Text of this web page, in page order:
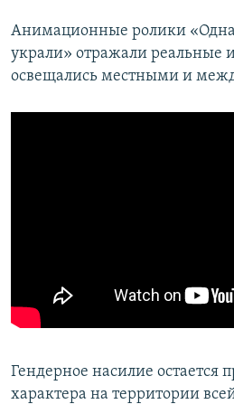
Анимационные ролики
украли» отражали реальные
освещались местными и
Гендерное насилие остается
характера на территории